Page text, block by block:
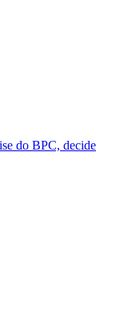
do BPC, decide